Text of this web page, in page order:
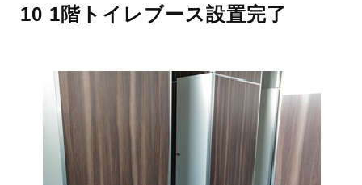
10 1階トイレブース設置完了